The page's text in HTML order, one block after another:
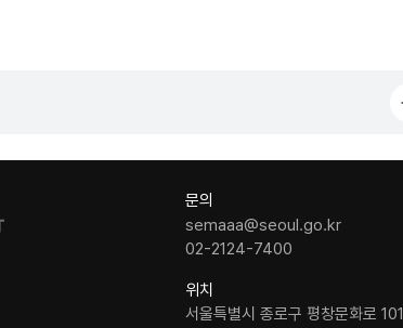
문의
semaaa@seoul.go.kr
02-2124-7400
위치
서울특별시 종로구 평창문화로 101